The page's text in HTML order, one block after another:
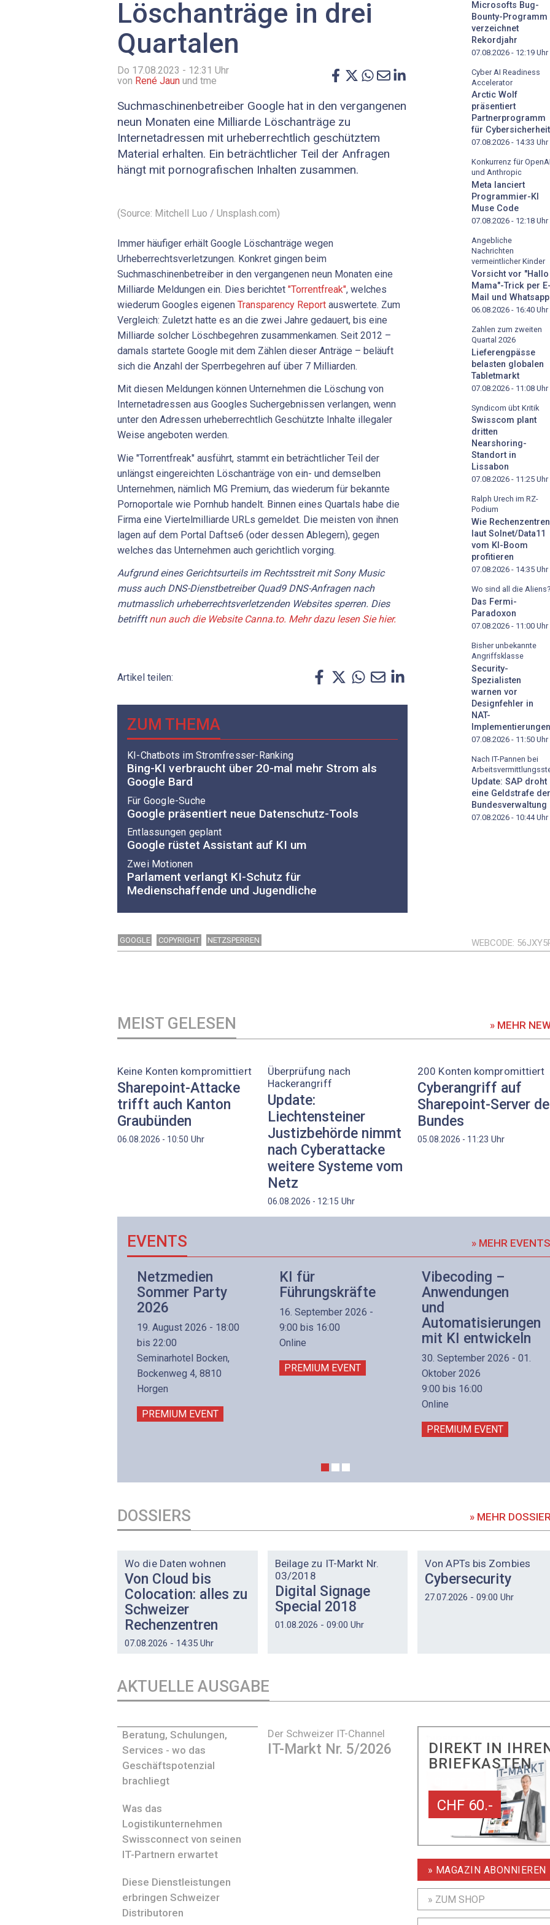
Löschanträge in drei
Quartalen
Do 17.08.2023 - 12:31 Uhr
von René Jaun und tme
Suchmaschinenbetreiber Google hat in den vergangenen
neun Monaten eine Milliarde Löschanträge zu
Internetadressen mit urheberrechtlich geschütztem
Material erhalten. Ein beträchtlicher Teil der Anfragen
hängt mit pornografischen Inhalten zusammen.
(Source: Mitchell Luo / Unsplash.com)
Immer häufiger erhält Google Löschanträge wegen
Urheberrechtsverletzungen. Konkret gingen beim
Suchmaschinenbetreiber in den vergangenen neun Monaten eine
Milliarde Meldungen ein. Dies berichtet "Torrentfreak", welches
wiederum Googles eigenen Transparency Report auswertete. Zum
Vergleich: Zuletzt hatte es an die zwei Jahre gedauert, bis eine
Milliarde solcher Löschbegehren zusammenkamen. Seit 2012 –
damals startete Google mit dem Zählen dieser Anträge – beläuft
sich die Anzahl der Sperrbegehren auf über 7 Milliarden.
Mit diesen Meldungen können Unternehmen die Löschung von
Internetadressen aus Googles Suchergebnissen verlangen, wenn
unter den Adressen urheberrechtlich Geschützte Inhalte illegaler
Weise angeboten werden.
Wie "Torrentfreak" ausführt, stammt ein beträchtlicher Teil der
unlängst eingereichten Löschanträge von ein- und demselben
Unternehmen, nämlich MG Premium, das wiederum für bekannte
Pornoportale wie Pornhub handelt. Binnen eines Quartals habe die
Firma eine Viertelmilliarde URLs gemeldet. Die meisten von ihnen
lagen auf dem Portal Daftse6 (oder dessen Ablegern), gegen
welches das Unternehmen auch gerichtlich vorging.
Aufgrund eines Gerichtsurteils im Rechtsstreit mit Sony Music
muss auch DNS-Dienstbetreiber Quad9 DNS-Anfragen nach
mutmasslich urheberrechtsverletzenden Websites sperren. Dies
betrifftnun auch die Website Canna.to. Mehr dazu lesen Sie hier.
Artikel teilen:
ZUM THEMA
KI-Chatbots im Stromfresser-Ranking
Bing-KI verbraucht über 20-mal mehr Strom als
Google Bard
Für Google-Suche
Google präsentiert neue Datenschutz-Tools
Entlassungen geplant
Google rüstet Assistant auf KI um
Zwei Motionen
Parlament verlangt KI-Schutz für
Medienschaffende und Jugendliche
Microsofts Bug-
Bounty-Programm
verzeichnet
Rekordjahr
07.08.2026 - 12:19 Uhr
Cyber AI Readiness
Accelerator
Arctic Wolf
präsentiert
Partnerprogramm
für Cybersicherheit
07.08.2026 - 14:33 Uhr
Konkurrenz für OpenAI
und Anthropic
Meta lanciert
Programmier-KI
Muse Code
07.08.2026 - 12:18 Uhr
Angebliche
Nachrichten
vermeintlicher Kinder
Vorsicht vor "Hallo
Mama"-Trick per E-
Mail und Whatsapp
06.08.2026 - 16:40 Uhr
Zahlen zum zweiten
Quartal 2026
Lieferengpässe
belasten globalen
Tabletmarkt
07.08.2026 - 11:08 Uhr
Syndicom übt Kritik
Swisscom plant
dritten
Nearshoring-
Standort in
Lissabon
07.08.2026 - 11:25 Uhr
Ralph Urech im RZ-
Podium
Wie Rechenzentren
laut Solnet/Data11
vom KI-Boom
profitieren
07.08.2026 - 14:35 Uhr
Wo sind all die Aliens?
Das Fermi-
Paradoxon
07.08.2026 - 11:00 Uhr
Bisher unbekannte
Angriffsklasse
Security-
Spezialisten
warnen vor
Designfehler in
NAT-
Implementierungen
07.08.2026 - 11:50 Uhr
Nach IT-Pannen bei
Update: SAP droht
eine Geldstrafe der
Bundesverwaltung
07.08.2026 - 10:44Uhr
GOOGLE COPYRIGHT NETZSPERREN WEBCODE
MEIST GELESEN » MEHR
Keine Konten kompromittiert
Sharepoint-Attacke
trifft auch Kanton
Graubünden
06.08.2026 - 10:50 Uhr
Überprüfung nach
Hackerangriff
Update:
Liechtensteiner
Justizbehörde nimmt
nach Cyberattacke
weitere Systeme vom
Netz
06.08.2026 - 12:15 Uhr
200 Konten kompromittiert
Cyberangriff auf
Sharepoint-Server
Bundes
05.08.2026 - 11:23 Uhr
EVENTS » MEHR EVENTS
Netzmedien
Sommer Party
2026
19. August 2026 - 18:00
bis 22:00
Seminarhotel Bocken,
Bockenweg 4, 8810
Horgen
PREMIUM EVENT
KI für
Führungskräfte
16. September 2026 -
9:00 bis 16:00
Online
PREMIUM EVENT
Vibecoding –
Anwendungen
und
Automatisierungen
mit KI entwickeln
30. September 2026 - 01.
Oktober 2026
9:00 bis 16:00
Online
PREMIUM EVENT
DOSSIERS » MEHR
Wo die Daten wohnen
Von Cloud bis
Colocation: alles zu
Schweizer
Rechenzentren
07.08.2026 - 14:35 Uhr
Beilage zu IT-Markt Nr.
03/2018
Digital Signage
Special 2018
01.08.2026 - 09:00 Uhr
Von APTs bis Zombies
Cybersecurity
27.07.2026 - 09:00 Uhr
AKTUELLE AUSGABE
Der Schweizer IT-Channel
IT-Markt Nr. 5/2026
Beratung, Schulungen,
Services - wo das
Geschäftspotenzial
brachliegt
Was das
Logistikunternehmen
Swissconnect von seinen
IT-Partnern erwartet
Diese Dienstleistungen
erbringen Schweizer
Distributoren
DIREKT IN
BRIEFKASTEN
CHF 60.-
» MAGAZIN ABONNIEREN
» ZUM SHOP